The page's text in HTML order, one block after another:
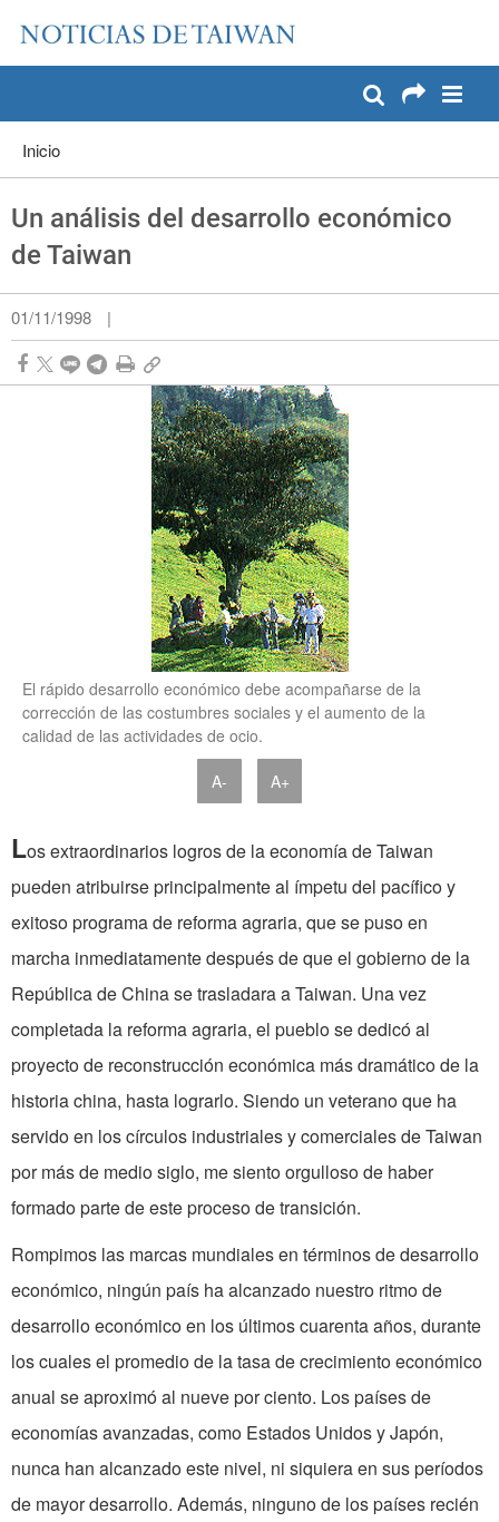
Pase a contenido principal
Inicio
Un análisis del desarrollo económico
de Taiwan
01/11/1998 |
El rápido desarrollo económico debe acompañarse de la
corrección de las costumbres sociales y el aumento de la
calidad de las actividades de ocio.
A- A+
Los extraordinarios logros de la economía de Taiwan
pueden atribuirse principalmente al ímpetu del pacífico y
exitoso programa de reforma agraria, que se puso en
marcha inmediatamente después de que el gobierno de la
República de China se trasladara a Taiwan. Una vez
completada la reforma agraria, el pueblo se dedicó al
proyecto de reconstrucción económica más dramático de la
historia china, hasta lograrlo. Siendo un veterano que ha
servido en los círculos industriales y comerciales de Taiwan
por más de medio siglo, me siento orgulloso de haber
formado parte de este proceso de transición.
Rompimos las marcas mundiales en términos de desarrollo
económico, ningún país ha alcanzado nuestro ritmo de
desarrollo económico en los últimos cuarenta años, durante
los cuales el promedio de la tasa de crecimiento económico
anual se aproximó al nueve por ciento. Los países de
economías avanzadas, como Estados Unidos y Japón,
nunca han alcanzado este nivel, ni siquiera en sus períodos
de mayor desarrollo. Además, ninguno de los países recién